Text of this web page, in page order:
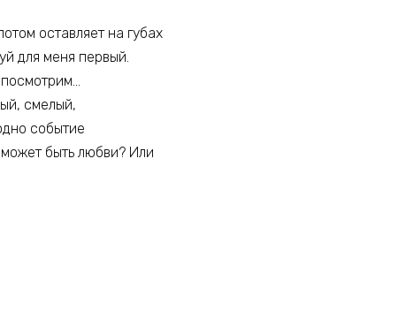
оставляет на губах
для меня первый.
смелый,
событие
быть любви? Или